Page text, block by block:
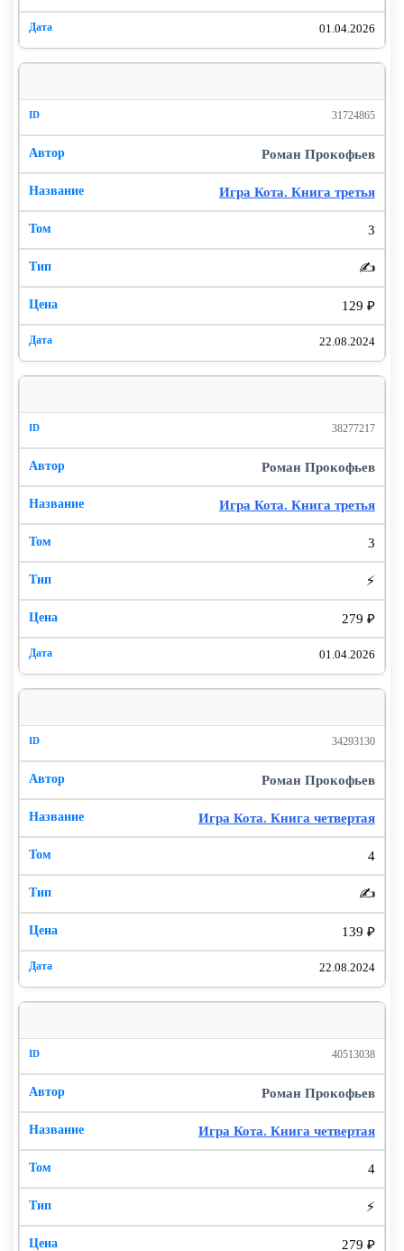
01.04.2026
31724865
Роман Прокофьев
Игра Кота. Книга третья
3
✍️
129 ₽
22.08.2024
38277217
Роман Прокофьев
Игра Кота. Книга третья
3
⚡
279 ₽
01.04.2026
34293130
Роман Прокофьев
Игра Кота. Книга четвертая
4
✍️
139 ₽
22.08.2024
40513038
Роман Прокофьев
Игра Кота. Книга четвертая
4
⚡
279 ₽